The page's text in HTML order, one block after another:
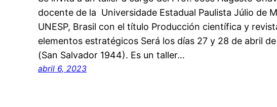
docente de la Universidade Estadual Paulista Júlio de
UNESP, Brasil con el título Producción científica y
elementos estratégicos Será los días 27 y 28 de abril
(San Salvador 1944). Es un taller…
abril 6, 2023